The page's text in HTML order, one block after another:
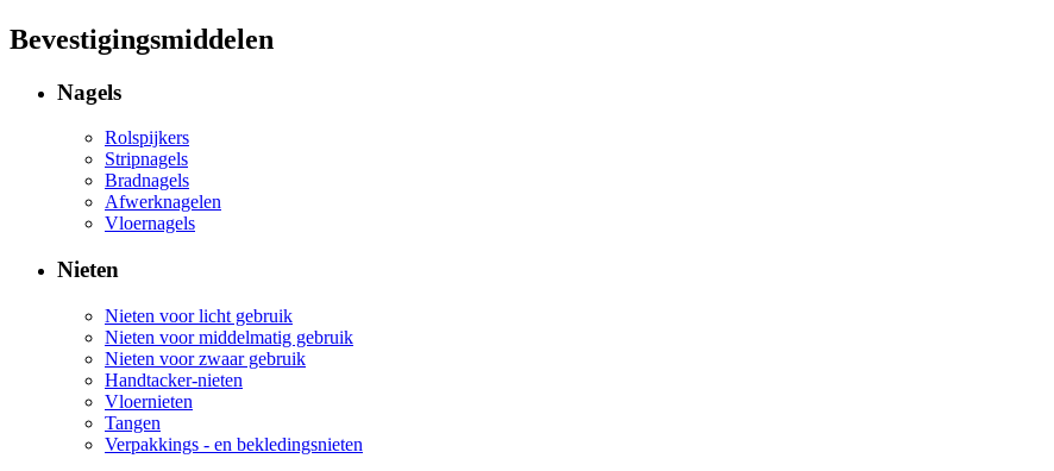
Bevestigingsmiddelen
Nagels
Rolspijkers
Stripnagels
Bradnagels
Afwerknagelen
Vloernagels
Nieten
Nieten voor licht gebruik
Nieten voor middelmatig gebruik
Nieten voor zwaar gebruik
Handtacker-nieten
Vloernieten
Tangen
Verpakkings - en bekledingsnieten